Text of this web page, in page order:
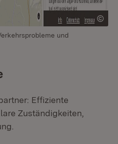
und
Effiziente
Zuständigkeiten,